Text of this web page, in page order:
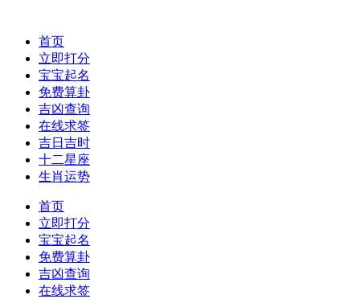
首页
立即打分
宝宝起名
免费算卦
吉凶查询
在线求签
吉日吉时
十二星座
生肖运势
首页
立即打分
宝宝起名
免费算卦
吉凶查询
在线求签